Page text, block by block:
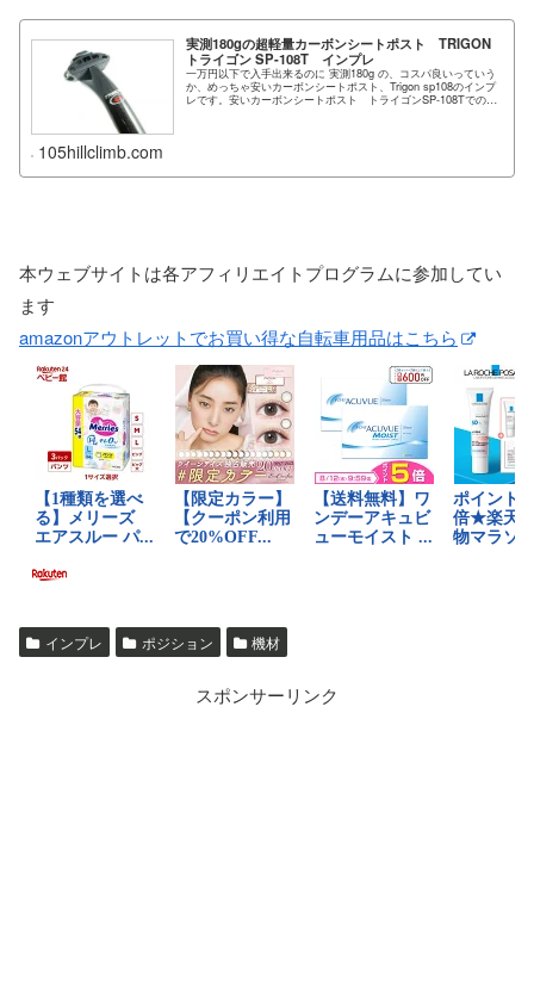
実測180gの超軽量カーボンシートポスト TRIGON
トライゴン SP-108T インプレ
一万円以下で入手出来るのに 実測180g の、コスパ良いっていう
か、めっちゃ安いカーボンシートポスト、Trigon sp108のインプ
レです。安いカーボンシートポスト トライゴンSP-108Tでの軽
105hillclimb.com
本ウェブサイトは各アフィリエイトプログラムに参加してい
ます
amazonアウトレットでお買い得な自転車用品はこちら
インプレ ポジション 機材
スポンサーリンク